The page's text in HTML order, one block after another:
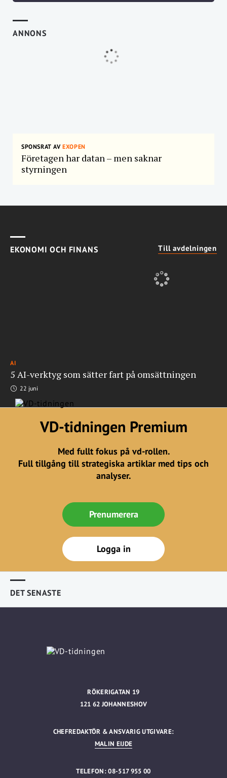
ANNONS
SPONSRAT AVEXOPEN
Företagen har datan – men saknar
styrningen
EKONOMI OCH FINANS Till avdelningen
AI
5 AI-verktyg som sätter fart på omsättningen
22 juni
VD-tidningen Premium
Med fullt fokus på vd-rollen.
Full tillgång till strategiska artiklar med tips och
analyser.
Prenumerera
Logga in
DET SENASTE
RÖKERIGATAN 19
121 62 JOHANNESHOV
CHEFREDAKTÖR & ANSVARIG UTGIVARE:
MALIN EIJDE
TELEFON: 08-517 955 00